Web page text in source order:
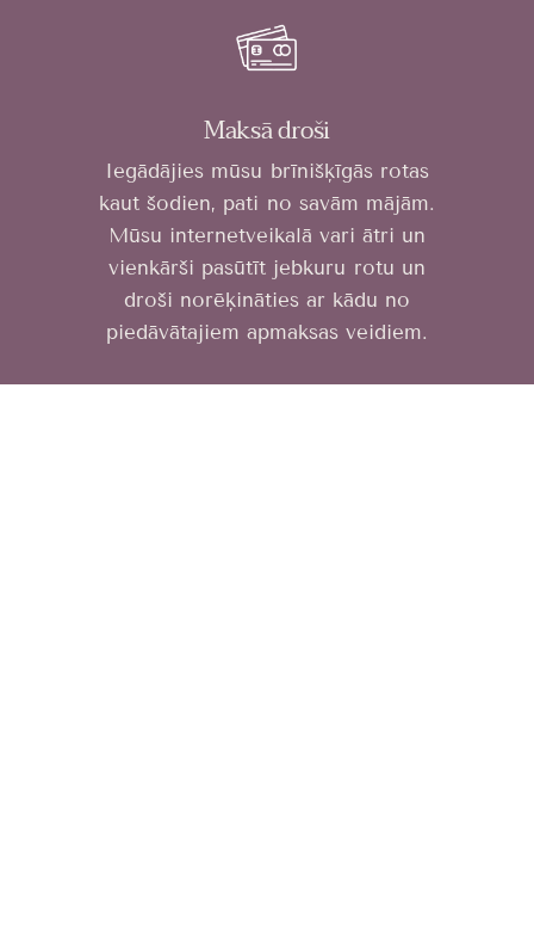
Maksā droši
Iegādājies mūsu brīnišķīgās rotas
kaut šodien, pati no savām mājām.
Mūsu internetveikalā vari ātri un
vienkārši pasūtīt jebkuru rotu un
droši norēķināties ar kādu no
piedāvātajiem apmaksas veidiem.